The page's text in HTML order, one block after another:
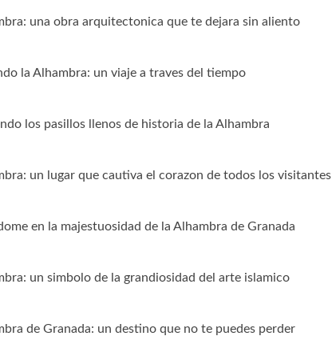
una obra arquitectonica que te dejara sin aliento
la Alhambra: un viaje a traves del tiempo
los pasillos llenos de historia de la Alhambra
un lugar que cautiva el corazon de todos los visitantes
en la majestuosidad de la Alhambra de Granada
un simbolo de la grandiosidad del arte islamico
de Granada: un destino que no te puedes perder